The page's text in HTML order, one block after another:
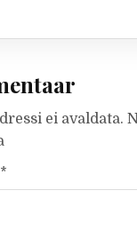
ei avaldata.
*